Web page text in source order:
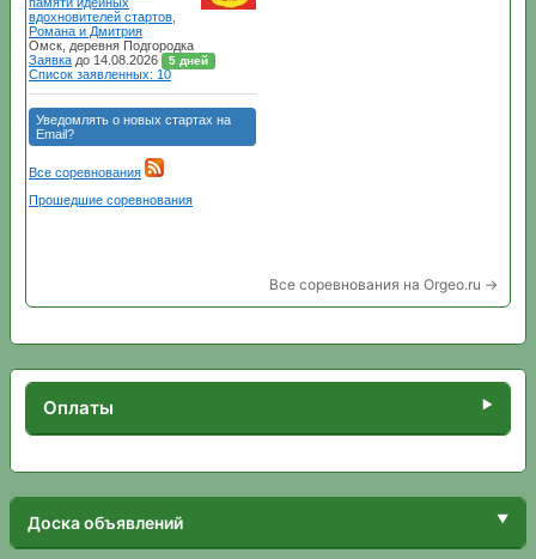
Все соревнования на Orgeo.ru →
Оплаты
Доска объявлений